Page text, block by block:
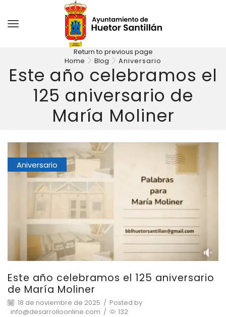
Return to previous page
Home
Blog Aniversario
Este año celebramos el
125 aniversario de
María Moliner
Aniversario
Este año celebramos el 125 aniversario
de María Moliner
18 de noviembre de 2025 / Posted by
info@desarrolloonline.com / 132